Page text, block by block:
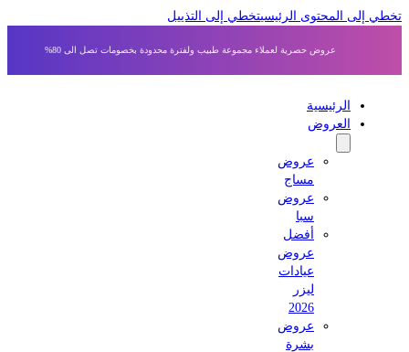
إلى المحتوى الرئيسي تخطي إلى التذييل
عروض حصرية لعملاء مجموعة طبيب ولفترة محدودة بخصومات تصل الى 80%
الرئيسية
العروض
عروض
مساج
عروض
أفضل
عروض
عيادات
عروض
بشرة